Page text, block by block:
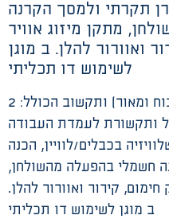
תקרתי ולמסך הקרנה
מתקן מיזוג אוויר
ואוורור להלן. ב מוגן
לשימוש דו תכליתי
מערכות: מתקן חשמל (כוח ומאור) ותקשוב הכולל: 2
ותקשורת לעמדת העבודה
בכבלים/לוויין, הכנה
חשמלי בהפעלה מהשולחן,
קירור ואוורור להלן.
ב מוגן לשימוש דו תכליתי